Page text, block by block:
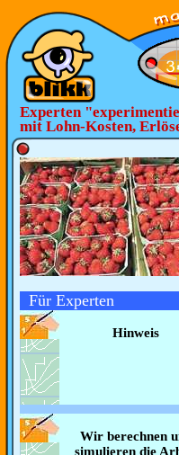
Experten
mit Lohn-Kosten,
Für Experten
Hinweis
Wir berechnen
simulieren die